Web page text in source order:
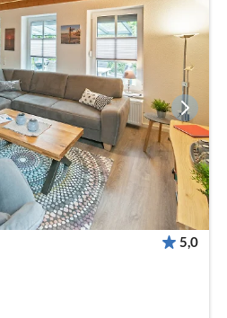
5,0